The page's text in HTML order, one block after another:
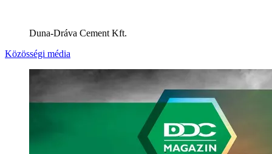
Duna-Dráva Cement Kft.
Közösségi média